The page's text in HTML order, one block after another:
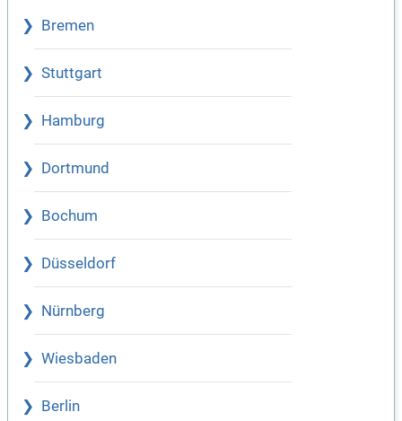
Bremen
Stuttgart
Hamburg
Dortmund
Bochum
Düsseldorf
Nürnberg
Wiesbaden
Berlin